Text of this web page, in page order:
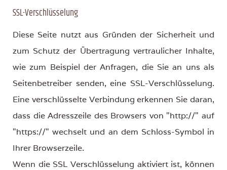
SSL-Verschlüsselung
Diese Seite nutzt aus Gründen der Sicherheit und
zum Schutz der Übertragung vertraulicher Inhalte,
wie zum Beispiel der Anfragen, die Sie an uns als
Seitenbetreiber senden, eine SSL-Verschlüsselung.
Eine verschlüsselte Verbindung erkennen Sie daran,
dass die Adresszeile des Browsers von "http://" auf
"https://" wechselt und an dem Schloss-Symbol in
Ihrer Browserzeile.
Wenn die SSL Verschlüsselung aktiviert ist, können